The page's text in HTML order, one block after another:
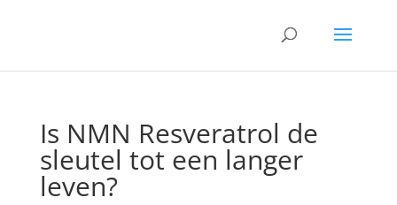
Is NMN Resveratrol de
sleutel tot een langer
leven?